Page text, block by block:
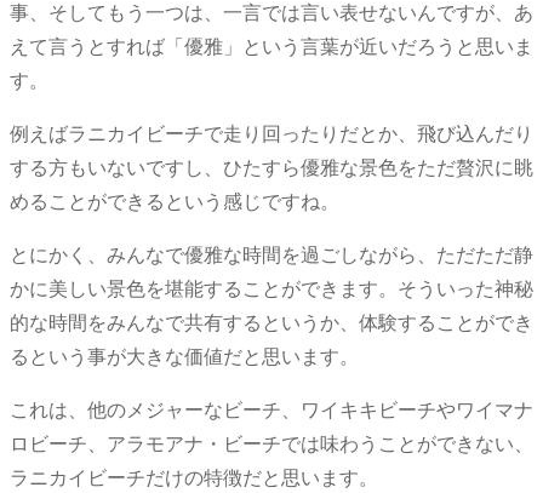
事、そしてもう一つは、一言では言い表せないんですが、あ
えて言うとすれば「優雅」という言葉が近いだろうと思いま
す。
例えばラニカイビーチで走り回ったりだとか、飛び込んだり
する方もいないですし、ひたすら優雅な景色をただ贅沢に眺
めることができるという感じですね。
とにかく、みんなで優雅な時間を過ごしながら、ただただ静
かに美しい景色を堪能することができます。そういった神秘
的な時間をみんなで共有するというか、体験することができ
るという事が大きな価値だと思います。
これは、他のメジャーなビーチ、ワイキキビーチやワイマナ
ロビーチ、アラモアナ・ビーチでは味わうことができない、
ラニカイビーチだけの特徴だと思います。